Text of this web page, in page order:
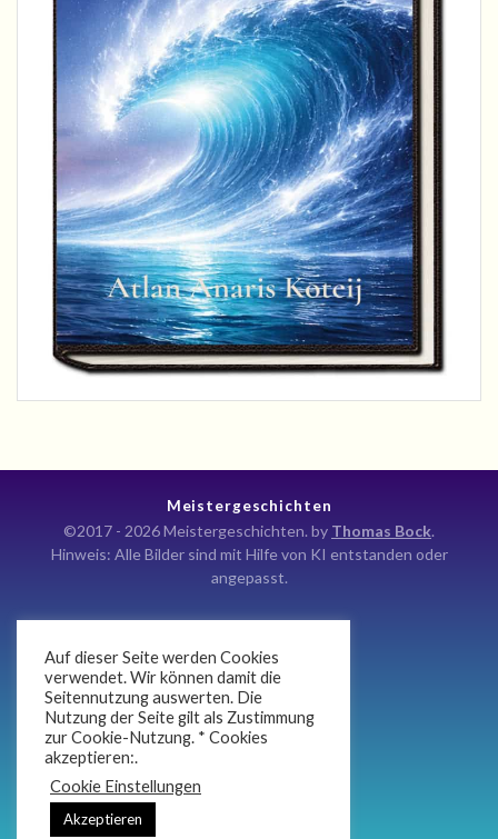
Meistergeschichten
©2017 - 2026 Meistergeschichten. by Thomas Bock.
Hinweis: Alle Bilder sind mit Hilfe von KI entstanden oder
angepasst.
Kontakt
Impressum
Datenschutz
Auf dieser Seite werden Cookies
verwendet. Wir können damit die
Seitennutzung auswerten. Die
Nutzung der Seite gilt als Zustimmung
zur Cookie-Nutzung. * Cookies
akzeptieren:.
Cookie Einstellungen
Akzeptieren